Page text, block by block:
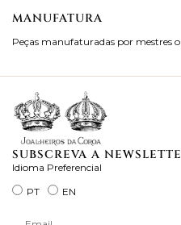
MANUFATURA
Peças manufaturadas por mestres
SUBSCREVA A
Idioma Preferencial
PT
EN